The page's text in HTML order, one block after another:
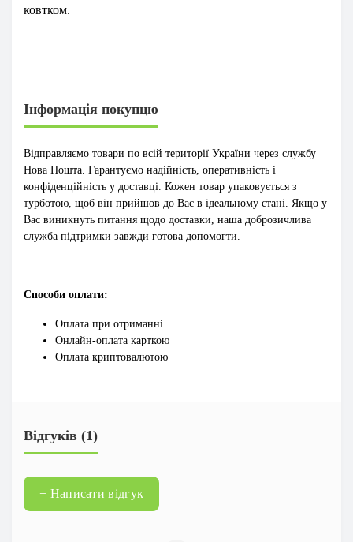
ковтком.
Інформація покупцю
Відправляємо товари по всій території України через службу
Нова Пошта. Гарантуємо надійність, оперативність і
конфіденційність у доставці. Кожен товар упаковується з
турботою, щоб він прийшов до Вас в ідеальному стані. Якщо у
Вас виникнуть питання щодо доставки, наша доброзичлива
служба підтримки завжди готова допомогти.
Способи оплати:
Оплата при отриманні
Онлайн-оплата карткою
Оплата криптовалютою
Відгуків (1)
+ Написати відгук